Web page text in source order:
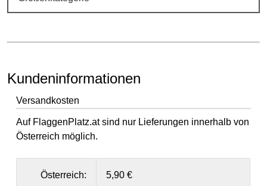
Kundeninformationen
Versandkosten
Auf FlaggenPlatz.at sind nur Lieferungen innerhalb von
Österreich möglich.
Österreich: 5,90 €